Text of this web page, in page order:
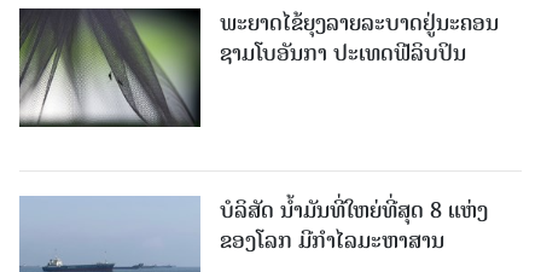
ພະຍາດໄຂ້ຍຸງລາຍລະບາດຢູ່ນະຄອນ
ຊາມໂບ​ອັນກາ ປະເທດຟີລິບປິນ
ບໍລິສັດ ນ້ຳມັນທີ່ໃຫຍ່ທີ່ສຸດ 8 ແຫ່ງ
ຂອງໂລກ ມີກຳໄລມະຫາສານ